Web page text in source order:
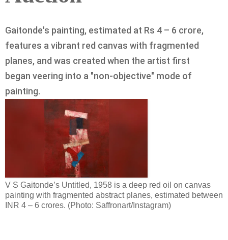
Gaitonde's painting, estimated at Rs 4 – 6 crore,
features a vibrant red canvas with fragmented
planes, and was created when the artist first
began veering into a "non-objective" mode of
painting.
V S Gaitonde’s Untitled, 1958 is a deep red oil on canvas
painting with fragmented abstract planes, estimated between
INR 4 – 6 crores. (Photo: Saffronart/Instagram)